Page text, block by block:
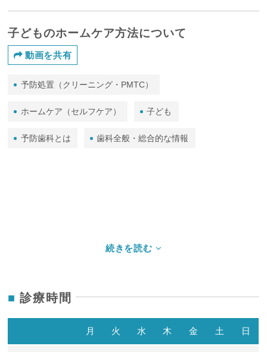
子どものホームケア方法について
動画を共有
予防処置（クリーニング・PMTC）
ホームケア（セルフケア） 子ども
予防歯科とは 歯科全般・総合的な情報
診療時間
月 火 水 木 金 土 日